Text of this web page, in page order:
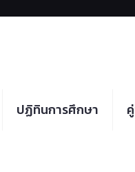
ปฏิทินการศึกษา